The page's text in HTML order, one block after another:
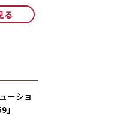
る
ーショ